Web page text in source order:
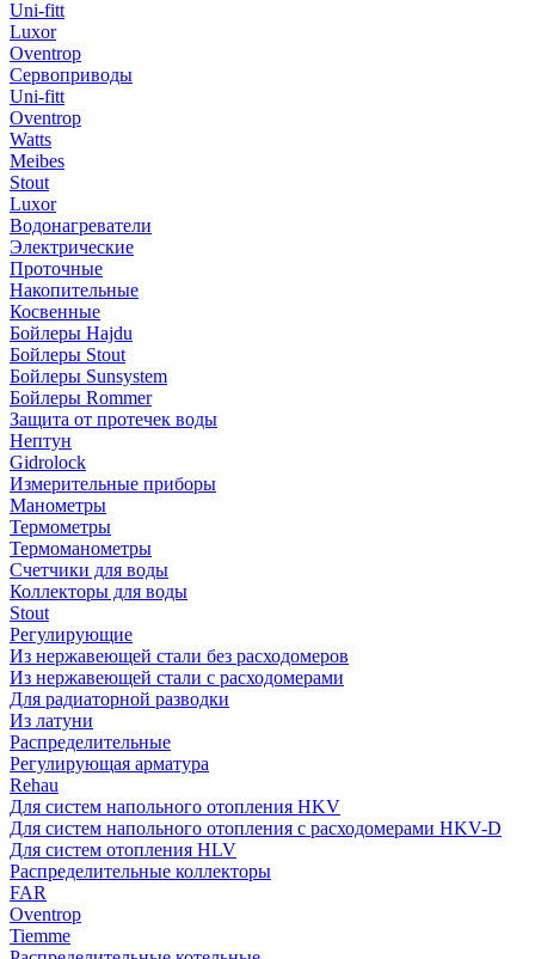
Uni-fitt
Luxor
Oventrop
Сервоприводы
Uni-fitt
Oventrop
Watts
Meibes
Stout
Luxor
Водонагреватели
Электрические
Проточные
Накопительные
Косвенные
Бойлеры Hajdu
Бойлеры Stout
Бойлеры Sunsystem
Бойлеры Rommer
Защита от протечек воды
Нептун
Gidrolock
Измерительные приборы
Манометры
Термометры
Термоманометры
Счетчики для воды
Коллекторы для воды
Stout
Регулирующие
Из нержавеющей стали без расходомеров
Из нержавеющей стали с расходомерами
Для радиаторной разводки
Из латуни
Распределительные
Регулирующая арматура
Rehau
Для систем напольного отопления HKV
Для систем напольного отопления с расходомерами HKV-D
Для систем отопления HLV
Распределительные коллекторы
FAR
Oventrop
Tiemme